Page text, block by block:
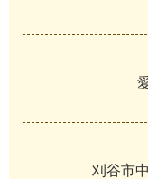
刈谷市